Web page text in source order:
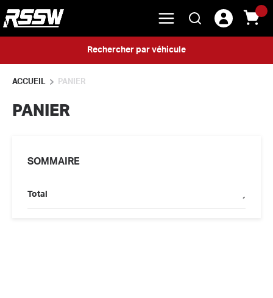
Skip to main content
menu Rechercher {0}
Rechercher par véhicule
ACCUEIL PANIER
PANIER
SOMMAIRE
Total